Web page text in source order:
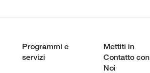
Programmi e
servizi
Mettiti in
Contatto con
Noi